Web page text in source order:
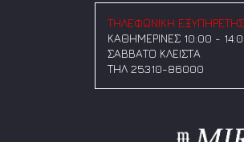
επιλογές
μπορούν
να
επιλεγούν
στη
σελίδα
ΤΗΛΕΦΩΝΙΚΗ
ΚΑΘΗΜΕΡΙΝΕΣ 10:00 -
ΣΑΒΒΑΤΟ ΚΛΕΙΣΤΑ
ΤΗΛ 25310-86000